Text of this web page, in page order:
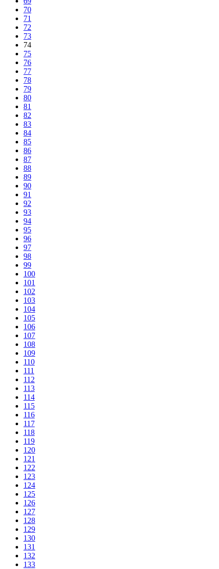
70
71
72
73
74
75
76
77
78
79
80
81
82
83
84
85
86
87
88
89
90
91
92
93
94
95
96
97
98
99
100
101
102
103
104
105
106
107
108
109
110
111
112
113
114
115
116
117
118
119
120
121
122
123
124
125
126
127
128
129
130
131
132
133